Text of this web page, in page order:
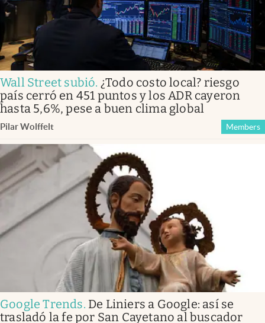
Wall Street subió. ¿Todo costo local? riesgo
país cerró en 451 puntos y los ADR cayeron
hasta 5,6%, pese a buen clima global
Pilar Wolffelt Members
Google Trends. De Liniers a Google: así se
trasladó la fe por San Cayetano al buscador